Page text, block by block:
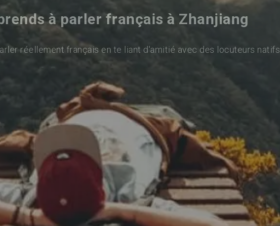
à parler français à Zhanjiang
réellement français en te liant d'amitié avec des locuteurs natifs